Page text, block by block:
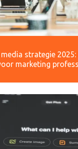
strategie 2025:
marketing